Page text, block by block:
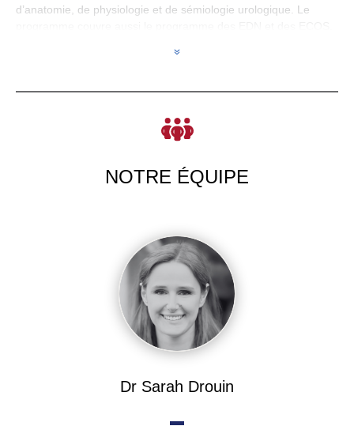
d’anatomie, de physiologie et de sémiologie urologique. Le
7
NOTRE ÉQUIPE
Dr Sarah Drouin